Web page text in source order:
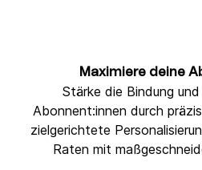
Maximiere deine
Stärke die Bindung
Abonnent:innen durch
zielgerichtete
Raten mit